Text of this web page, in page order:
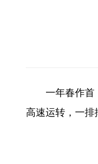
一年春作首
高速运转，一